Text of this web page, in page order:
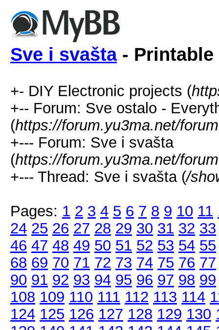
Sve i svašta- Printable
+- DIY Electronic projects (
+-- Forum: Sve ostalo -
(https://forum.yu3ma.net/
+--- Forum: Sve i svašta
(https://forum.yu3ma.net/
+--- Thread: Sve i svašta (/
Pages: 1 2 3 4 5 6 7 8 9 10 11
24 25 26 27 28 29 30 31 32 33
46 47 48 49 50 51 52 53 54 55
68 69 70 71 72 73 74 75 76 77
90 91 92 93 94 95 96 97 98 99
108 109 110 111 112 113 114
124 125 126 127 128 129 130